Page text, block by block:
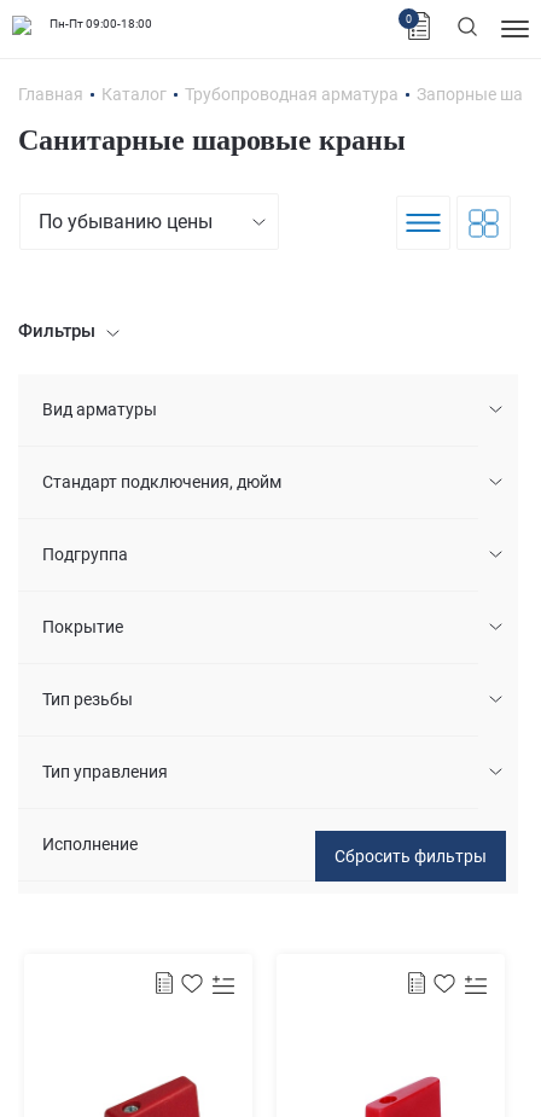
Пн-Пт 09:00-18:00 0
Главная Каталог Трубопроводная арматура Запорные
Санитарные шаровые краны
По убыванию цены
Фильтры
Вид арматуры
Стандарт подключения, дюйм
Подгруппа
Покрытие
Тип резьбы
Тип управления
Исполнение